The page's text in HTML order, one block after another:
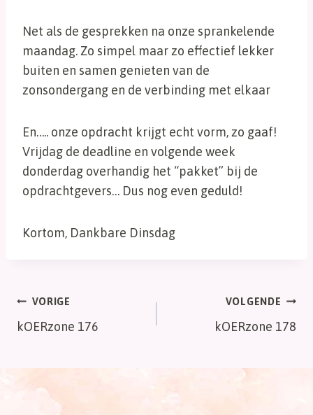
Net als de gesprekken na onze sprankelende
maandag. Zo simpel maar zo effectief lekker
buiten en samen genieten van de
zonsondergang en de verbinding met elkaar
En….. onze opdracht krijgt echt vorm, zo gaaf!
Vrijdag de deadline en volgende week
donderdag overhandig het “pakket” bij de
opdrachtgevers… Dus nog even geduld!
Kortom, Dankbare Dinsdag
Bericht
navigatie
VORIGE
kOERzone 176
VOLGENDE
kOERzone 178